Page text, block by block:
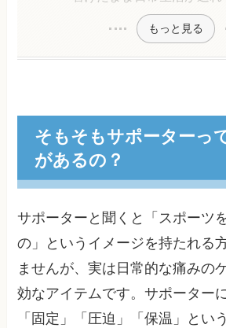
もっと見る
そもそもサポーターっ
があるの？
サポーターと聞くと「スポーツ
の」というイメージを持たれる
ませんが、実は日常的な痛みの
効なアイテムです。サポーター
「固定」「圧迫」「保温」とい